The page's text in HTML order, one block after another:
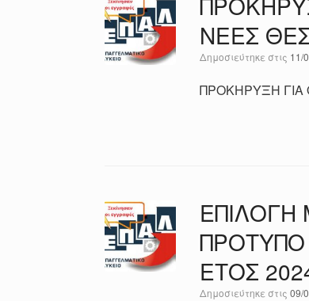
ΝΕΕΣ
Δημοσιεύτηκε στις 11/
ΠΡΟΚΗΡΥΞΗ ΓΙΑ
ΕΠΙΛΟΓΗ
ΕΤΟΣ
Δημοσιεύτηκε στις09/